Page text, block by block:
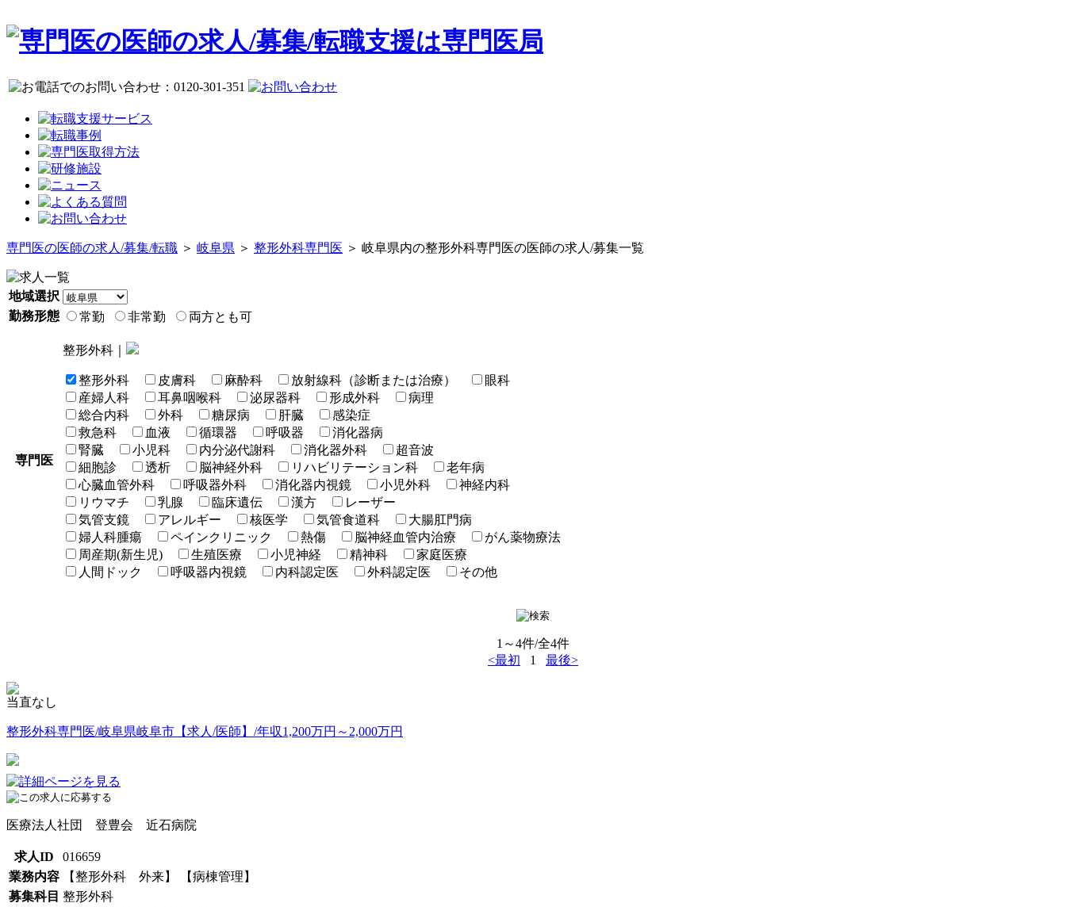
専門医の医師の求人/募集/転職 ＞ 岐阜県 ＞ 整形外科専門医 ＞ 岐阜県内の整形外科専門医の医師の求人/募集一覧
地域選択
勤務形態
常勤 非常勤 両方とも可
専門医
整形外科｜
整形外科 皮膚科 麻酔科 放射線科（診断または治療）
眼科
産婦人科
耳鼻咽喉科 泌尿器科 形成外科
病理
総合内科
外科 糖尿病 肝臓
感染症
救急科
血液 循環器 呼吸器
消化器病
腎臓
小児科 内分泌代謝科 消化器外科
超音波
細胞診
透析 脳神経外科 リハビリテーション科
老年病
心臓血管外科
呼吸器外科 消化器内視鏡 小児外科
神経内科
リウマチ
乳腺 臨床遺伝 漢方
レーザー
気管支鏡
アレルギー 核医学 気管食道科
大腸肛門病
婦人科腫瘍
ペインクリニック 熱傷 脳神経血管内治療
がん薬物療法
周産期(新生児)
生殖医療 小児神経 精神科
家庭医療
人間ドック
呼吸器内視鏡 内科認定医 外科認定医 その他
1～4件/全4件
<最初
1 最後>
当直なし
整形外科専門医/岐阜県岐阜市【求人/医師】/年収1,200万円～2,000万円
医療法人社団 登豊会 近石病院
求人ID
016659
業務内容
【整形外科 外来】 【病棟管理】
募集科目 整形外科